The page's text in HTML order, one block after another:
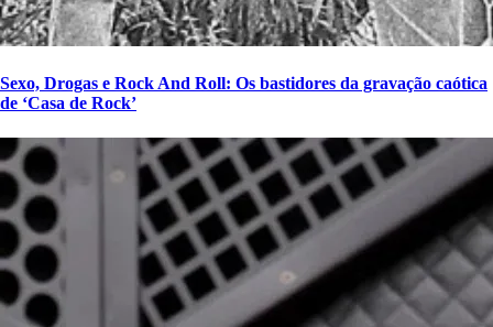
Sexo, Drogas e Rock And Roll: Os bastidores da gravação caótica
de ‘Casa de Rock’